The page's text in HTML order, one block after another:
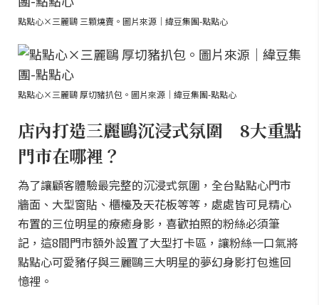
點點心×三麗鷗 三顆燒賣。圖片來源｜緯豆集團-點點心
點點心×三麗鷗 厚切豬扒包。圖片來源｜緯豆集團-點點心
店內打造三麗鷗沉浸式氛圍 8大重點
門市在哪裡？
為了讓顧客體驗最完整的沉浸式氛圍，全台點點心門市
牆面、大型窗貼、櫃檯及天花板等等，處處皆可見精心
布置的三位明星的療癒身影，喜歡拍照的粉絲必須筆
記，這8間門市額外設置了大型打卡區，讓粉絲一口氣將
點點心可愛豬仔與三麗鷗三大明星的夢幻身影打包進回
憶裡。